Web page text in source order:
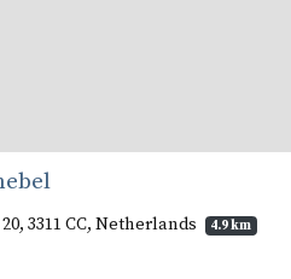
3311 CC, Netherlands 4.9 km